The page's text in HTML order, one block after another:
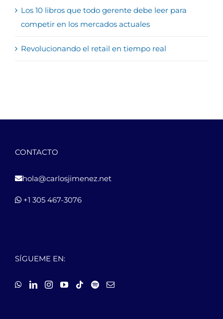
Los 10 libros que todo gerente debe leer para
competir en los mercados actuales
Revolucionando el retail en tiempo real
CONTACTO
hola@carlosjimenez.net
+1 305 467-3076
SÍGUEME EN: